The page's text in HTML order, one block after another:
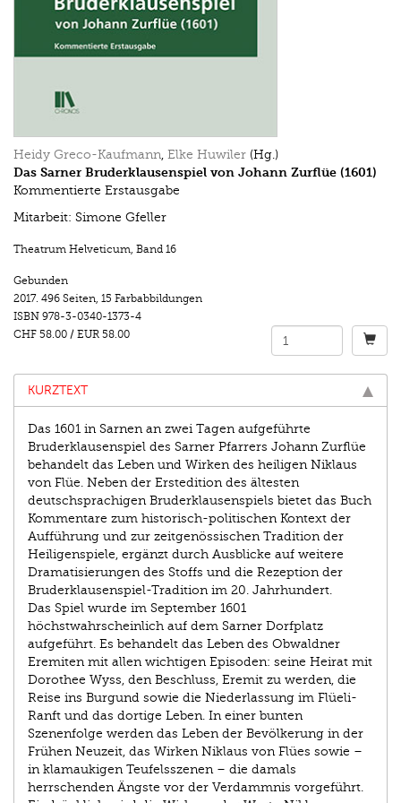
Heidy Greco-Kaufmann, Elke Huwiler (Hg.)
Das Sarner Bruderklausenspiel von Johann Zurflüe (1601)
Kommentierte Erstausgabe
Mitarbeit: Simone Gfeller
Theatrum Helveticum, Band 16
Gebunden
2017. 496 Seiten, 15 Farbabbildungen
ISBN 978-3-0340-1373-4
CHF 58.00 / EUR 58.00
KURZTEXT
Das 1601 in Sarnen an zwei Tagen aufgeführte
Bruderklausenspiel des Sarner Pfarrers Johann Zurflüe
behandelt das Leben und Wirken des heiligen Niklaus
von Flüe. Neben der Erstedition des ältesten
deutschsprachigen Bruderklausenspiels bietet das Buch
Kommentare zum historisch-politischen Kontext der
Aufführung und zur zeitgenössischen Tradition der
Heiligenspiele, ergänzt durch Ausblicke auf weitere
Dramatisierungen des Stoffs und die Rezeption der
Bruderklausenspiel-Tradition im 20. Jahrhundert.
Das Spiel wurde im September 1601
höchstwahrscheinlich auf dem Sarner Dorfplatz
aufgeführt. Es behandelt das Leben des Obwaldner
Eremiten mit allen wichtigen Episoden: seine Heirat mit
Dorothee Wyss, den Beschluss, Eremit zu werden, die
Reise ins Burgund sowie die Niederlassung im Flüeli-
Ranft und das dortige Leben. In einer bunten
Szenenfolge werden das Leben der Bevölkerung in der
Frühen Neuzeit, das Wirken Niklaus von Flües sowie –
in klamaukigen Teufelsszenen – die damals
herrschenden Ängste vor der Verdammnis vorgeführt.